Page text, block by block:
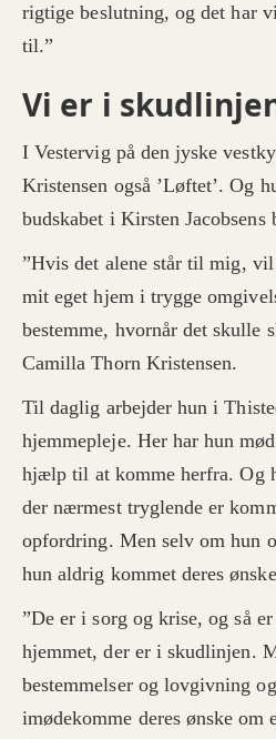
rigtige beslutning, og det har
til.”
Vi er i
I Vestervig på den jyske
Kristensen også ’Løftet’. Og
budskabet i Kirsten Jacobsens
”Hvis det alene står til mig,
mit eget hjem i trygge
bestemme, hvornår det skulle
Camilla Thorn Kristensen.
Til daglig arbejder hun i
hjemmepleje. Her har hun
hjælp til at komme herfra. Og
der nærmest tryglende er
opfordring. Men selv om hun
hun aldrig kommet deres
”De er i sorg og krise, og så
hjemmet, der er i skudlinjen.
bestemmelser og lovgivning
imødekomme deres ønske